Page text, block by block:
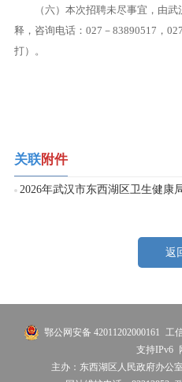
（六）本次招聘未尽事宜，由
释，咨询电话：027－83890517，
打）。
关联附件
返
鄂公网安备 42011202000161
工
支持IPv6
主办：东西湖区人民政府办公室